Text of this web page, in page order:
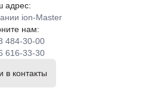
адрес:
ion-Master
нам:
484-30-00
616-33-30
в контакты